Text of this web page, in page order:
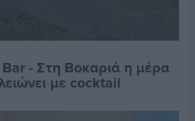
- Στη Βοκαριά η μέρα
με cocktail